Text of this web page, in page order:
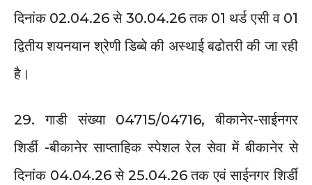
दिनांक 02.04.26 से 30.04.26 तक 01 थर्ड एसी व 01
द्वितीय शयनयान श्रेणी डिब्बे की अस्थाई बढोतरी की जा रही
है।
29. गाडी संख्या 04715/04716, बीकानेर-साईनगर
शिर्डी -बीकानेर साप्ताहिक स्पेशल रेल सेवा में बीकानेर से
दिनांक 04.04.26 से 25.04.26 तक एवं साईनगर शिर्डी